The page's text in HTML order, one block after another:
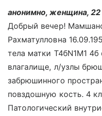
анонимно, женщина, 22
Добрый вечер!
Рахматулловна
тела матки Т4бN1M1
влагалище, л/узлы
забрюшинного
повздошную кость. 4
Патологический